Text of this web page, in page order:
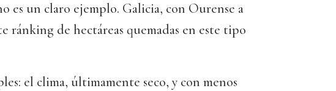
es un claro ejemplo. Galicia, con Ourense a
ránking de hectáreas quemadas en este tipo
el clima, últimamente seco, y con menos